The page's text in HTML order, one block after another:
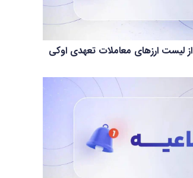
حذف ارز STORJ از لیست ارزهای معاملات تعهدی اوکی